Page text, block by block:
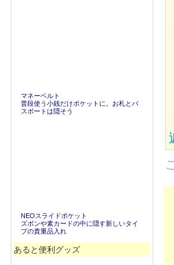
マネーベルト
普段使う小銭だけポケットに。お札とパ
スポートは隠そう
NEOスライドポケット
ズボンや素カードの中に隠す新しいタイ
プの貴重品入れ
あると便利グッズ